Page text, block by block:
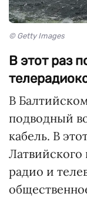
© Getty Images
В этот раз
В
подводный
кабель. В
Латвийского
радио и